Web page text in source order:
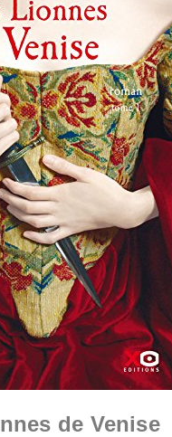
de Venise